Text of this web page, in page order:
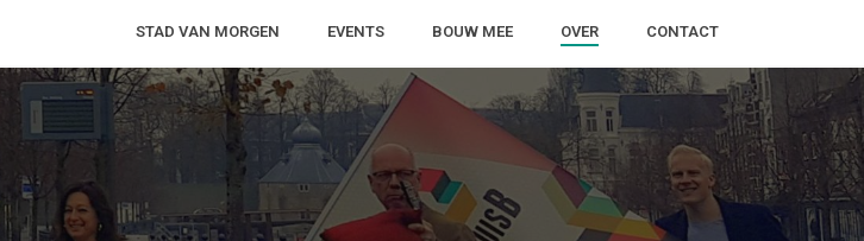
STAD VAN MORGEN EVENTS BOUW MEE OVER CONTACT